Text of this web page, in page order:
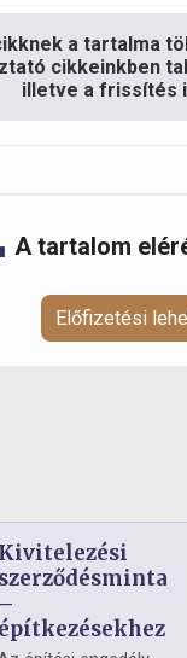
a tartalma
cikkeinkben
illetve a frissítés
A tartalom
Előfizetési
Kivitelezési
szerződésminta
–
építkezésekhez